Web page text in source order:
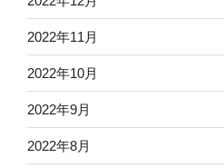
2022年11月
2022年10月
2022年9月
2022年8月